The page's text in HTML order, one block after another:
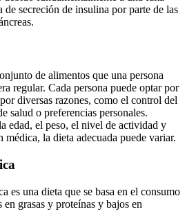
de secreción de insulina por parte de las
de alimentos que una persona
regular. Cada persona puede optar por
diversas razones, como el control del
salud o preferencias personales.
edad, el peso, el nivel de actividad y
médica, la dieta adecuada puede variar.
es una dieta que se basa en el consumo
en grasas y proteínas y bajos en